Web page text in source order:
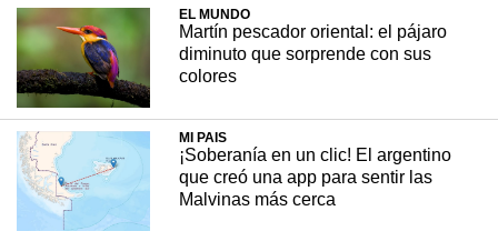
EL MUNDO
Martín pescador oriental: el pájaro
diminuto que sorprende con sus
colores
MI PAIS
¡Soberanía en un clic! El argentino
que creó una app para sentir las
Malvinas más cerca